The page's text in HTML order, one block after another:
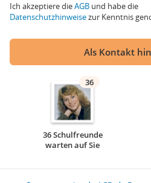
Ich akzeptiere dieAGB und habe die
Datenschutzhinweisezur Kenntnis
Als Kontakt
36
36 Schulfreunde
warten auf Sie